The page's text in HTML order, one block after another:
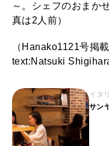
～。シェフのおまか
真は2人前）
（Hanako1121号掲
text:Natsuki
イタ
サン